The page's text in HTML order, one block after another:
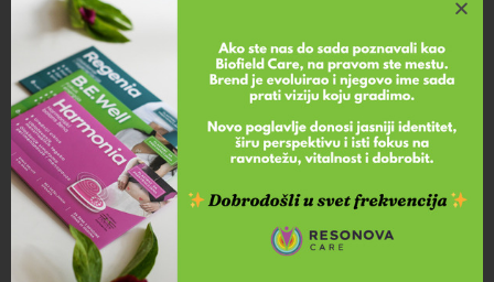
strane isporučioca.
Korisnik je upoznat sa svim informacijama koja se tiču prava
na odustajenje, naročito sa uslovima i načinu ostvarivanja
samog prava. Upoznat je sa svim potrebnim podacima u
vezi sa adresom na koju se korisnik može obratiti u slučaju
pritužbe i informacijama koje se tiču garancija, reklamacija i
drugih usluga.
Troškovi dostave na teritoriji Srbije su ujednačeni i iznose
300 rsd za sve narudžbine do 5.000 rsd. Za narudžbine
preko 5.000 rsd troškovi dostave su besplatni bez obzira da
li proizvode plaćate karticom, uplatnicom ili gotovinom
prilikom isporuke.